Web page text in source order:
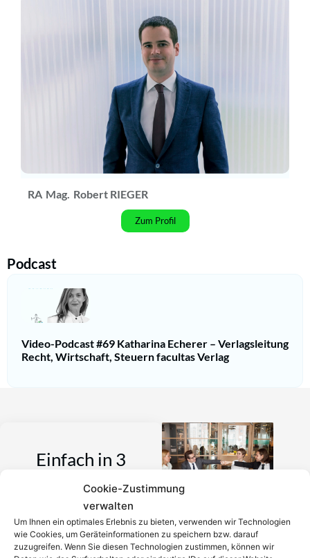
Cookie-Zustimmung
verwalten
Um Ihnen ein optimales Erlebnis zu bieten, verwenden wir Technologien
wie Cookies, um Geräteinformationen zu speichern bzw. darauf
zuzugreifen. Wenn Sie diesen Technologien zustimmen, können wir
RA Mag. Robert RIEGER
Zum Profil
Podcast
Video-Podcast #69 Katharina Echerer – Verlagsleitung
Recht, Wirtschaft, Steuern facultas Verlag
Einfach in 3
Schritten einen
Anwalt finden,